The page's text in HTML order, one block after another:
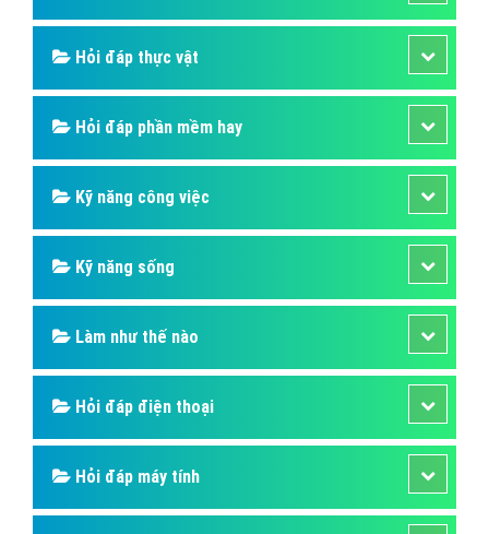
Hỏi đáp thực vật
Hỏi đáp phần mềm hay
Kỹ năng công việc
Kỹ năng sống
Làm như thế nào
Hỏi đáp điện thoại
Hỏi đáp máy tính